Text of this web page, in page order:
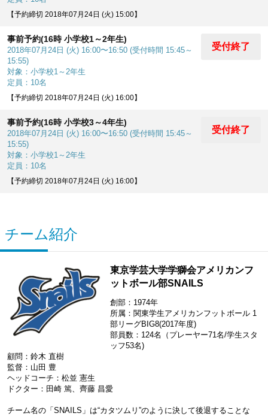
【予約締切 2018年07月24日 (火) 15:00】
事前予約(16時 小学校1～2年生)
2018年07月24日 (火) 16:00〜16:50 (受付時間 15:45～
15:55)
対象：小学校1～2年生
定員：10名
受付終了
【予約締切 2018年07月24日 (火) 16:00】
事前予約(16時 小学校3～4年生)
2018年07月24日 (火) 16:00〜16:50 (受付時間 15:45～
15:55)
対象：小学校1～2年生
定員：10名
受付終了
【予約締切 2018年07月24日 (火) 16:00】
チーム紹介
東京学芸大学学獅会アメリカンフ
ットボール部SNAILS
創部：1974年
所属：関東学生アメリカンフットボール 1
部リーグBIG8(2017年度)
部員数：124名（プレーヤー71名/学生スタ
ッフ53名)
顧問：鈴木 直樹
監督：山田 豊
ヘッドコーチ：松並 憲生
ドクター：田崎 篤、齊藤 昌愛
チーム名の「SNAILS」は“カタツムリ”のように決して後退することな